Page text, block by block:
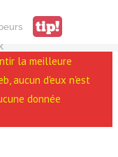
tip!
la meilleure
aucun d'eux n'est
donnée